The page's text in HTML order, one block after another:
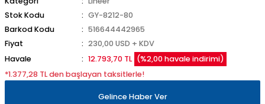
Stok Kodu
GY-8212-80
Barkod Kodu
516644442965
Fiyat
230,00 USD + KDV
Havale
12.793,70 TL (%2,00 havale indirimi)
*1.377,28 TL den başlayan taksitlerle!
Gelince Haber Ver